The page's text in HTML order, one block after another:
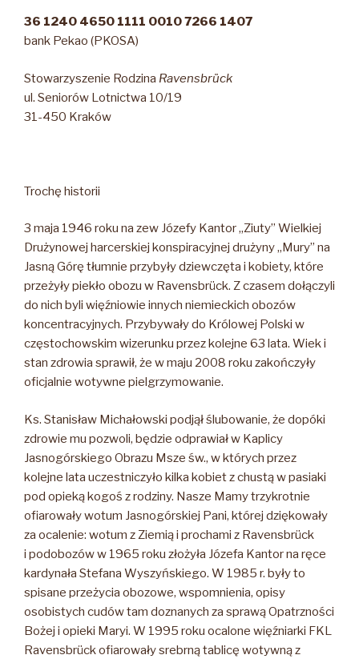
36 1240 4650 1111 0010 7266 1407
bank Pekao (PKOSA)
Stowarzyszenie Rodzina Ravensbrück
ul. Seniorów Lotnictwa 10/19
31-450 Kraków
Trochę historii
3 maja 1946 roku na zew Józefy Kantor „Ziuty” Wielkiej
Drużynowej harcerskiej konspiracyjnej drużyny „Mury” na
Jasną Górę tłumnie przybyły dziewczęta i kobiety, które
przeżyły piekło obozu w Ravensbrück. Z czasem dołączyli
do nich byli więźniowie innych niemieckich obozów
koncentracyjnych. Przybywały do Królowej Polski w
częstochowskim wizerunku przez kolejne 63 lata. Wiek i
stan zdrowia sprawił, że w maju 2008 roku zakończyły
oficjalnie wotywne pielgrzymowanie.
Ks. Stanisław Michałowski podjął ślubowanie, że dopóki
zdrowie mu pozwoli, będzie odprawiał w Kaplicy
Jasnogórskiego Obrazu Msze św., w których przez
kolejne lata uczestniczyło kilka kobiet z chustą w pasiaki
pod opieką kogoś z rodziny. Nasze Mamy trzykrotnie
ofiarowały wotum Jasnogórskiej Pani, której dziękowały
za ocalenie: wotum z Ziemią i prochami z Ravensbrück
i podobozów w 1965 roku złożyła Józefa Kantor na ręce
kardynała Stefana Wyszyńskiego. W 1985 r. były to
spisane przeżycia obozowe, wspomnienia, opisy
osobistych cudów tam doznanych za sprawą Opatrzności
Bożej i opieki Maryi. W 1995 roku ocalone więźniarki FKL
Ravensbrück ofiarowały srebrną tablicę wotywną z